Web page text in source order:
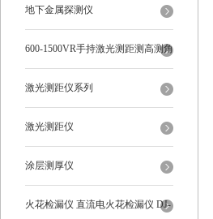
地下金属探测仪
600-1500VR手持激光测距测高测角
多功能
激光测距仪系列
激光测距仪
涂层测厚仪
火花检漏仪 直流电火花检漏仪 DJ-